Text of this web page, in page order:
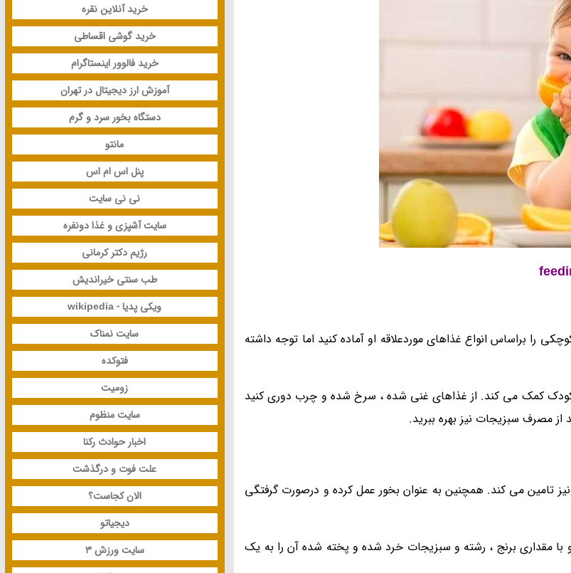
را براساس انواع غذاهای موردعلاقه او آماده کنید اما توجه داشته
کودک کمک می کند. از غذاهای غنی شده ، سرخ شده و چرب دوری کنید
مصرف سبزیجات نیز بهره ببرید.
تامین می کند. همچنین به عنوان بخور عمل کرده و درصورت گرفتگی
مقداری برنج ، رشته و سبزیجات خرد شده و پخته شده آن را به یک
خرید آنلاین نقره
خرید گوشی اقساطی
خرید فالوور اینستاگرام
آموزش ارز دیجیتال در تهران
دستگاه بخور سرد و گرم
مانتو
پنل اس ام اس
نی نی سایت
سایت آشپزی و غذا دونفره
رژیم دکتر کرمانی
طب سنتی خیراندیش
ویکی پدیا - wikipedia
سایت نمناک
فتوکده
زومیت
سایت منظوم
اخبار حوادث رکنا
علت فوت و درگذشت
الان کجاست؟
دیجیاتو
سایت ورزش 3